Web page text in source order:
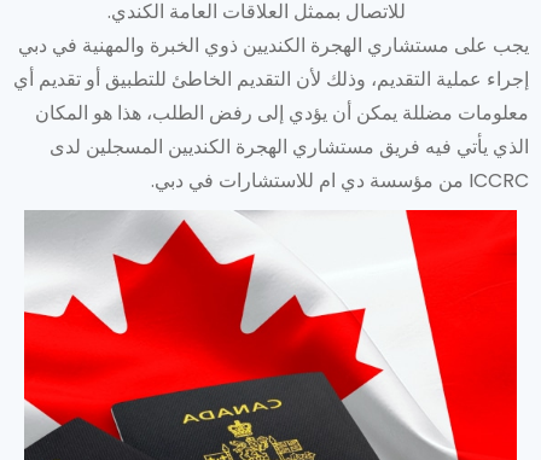
للاتصال بممثل العلاقات العامة الكندي.
يجب على مستشاري الهجرة الكنديين ذوي الخبرة والمهنية في دبي
إجراء عملية التقديم، وذلك لأن التقديم الخاطئ للتطبيق أو تقديم أي
معلومات مضللة يمكن أن يؤدي إلى رفض الطلب، هذا هو المكان
الذي يأتي فيه فريق مستشاري الهجرة الكنديين المسجلين لدى
ICCRC من مؤسسة دي ام للاستشارات في دبي.